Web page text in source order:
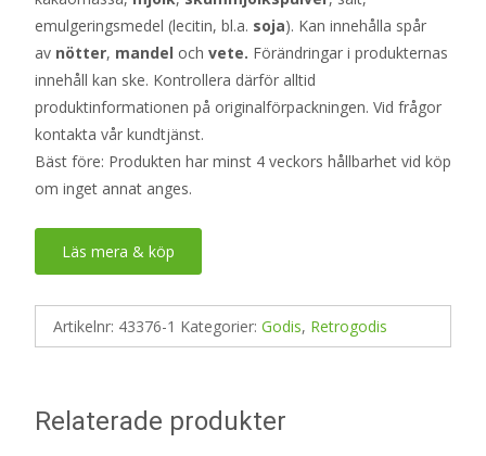
emulgeringsmedel (lecitin, bl.a. soja). Kan innehålla spår
av nötter, mandel och vete. Förändringar i produkternas
innehåll kan ske. Kontrollera därför alltid
produktinformationen på originalförpackningen. Vid frågor
kontakta vår kundtjänst.
Bäst före: Produkten har minst 4 veckors hållbarhet vid köp
om inget annat anges.
Läs mera & köp
Artikelnr: 43376-1 Kategorier: Godis, Retrogodis
Relaterade produkter